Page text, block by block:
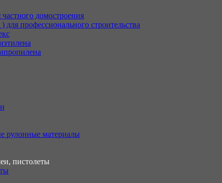
домостроения
профессионального строительства
рулонные материалы
пистолеты